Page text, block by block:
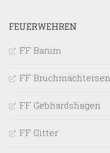
FEUERWEHREN
FF Barum
FF Bruchmachtersen
FF Gebhardshagen
FF Gitter